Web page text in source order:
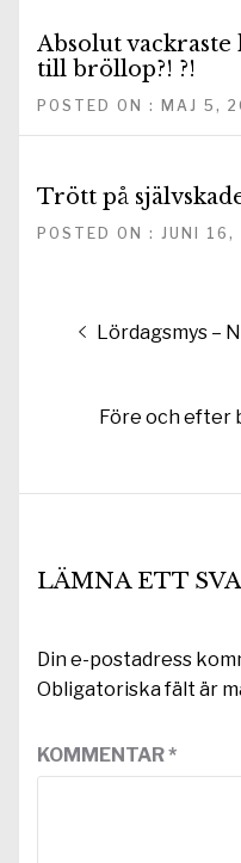
Absolut
till bröllop?! ?!
POSTED ON : MAJ 5,
Trött på
POSTED ON : JUNI
Föregående
Lördagsmys –
Nästa
Före och efter
LÄMNA ETT
Din e-postadress
Obligatoriska fält är
KOMMENTAR*